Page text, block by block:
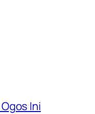
Ini